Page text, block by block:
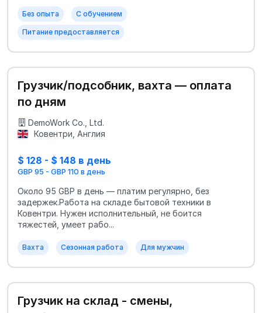
Без опыта С обучением
Питание предоставляется
Грузчик/подсобник, вахта — оплата
по дням
DemoWork Co., Ltd.
Ковентри, Англия
$ 128 - $ 148 в день
GBP 95 - GBP 110 в день
Около 95 GBP в день — платим регулярно, без
задержек.Работа на складе бытовой техники в
Ковентри. Нужен исполнительный, не боится
тяжестей, умеет рабо...
Вахта Сезонная работа Для мужчин
Грузчик на склад - смены,